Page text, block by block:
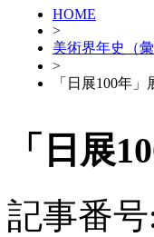
HOME
>
美術界年史（彙
>
「日展100年」
「日展
記事番号